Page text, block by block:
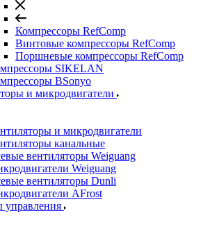
Компрессоры RefComp
Винтовые компрессоры RefComp
Поршневые компрессоры RefComp
SIKELAN
BSonyo
и микродвигатели
и микродвигатели
канальные
вентиляторы Weiguang
Weiguang
вентиляторы Dunli
AFrost
управления